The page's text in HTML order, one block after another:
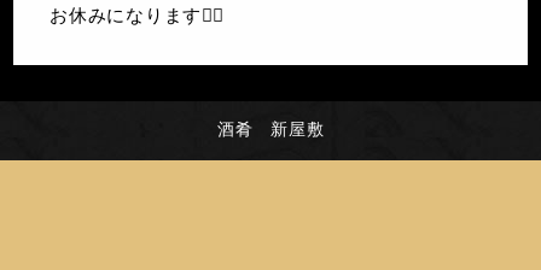
お休みになります🙇‍♀️
酒肴 新屋敷